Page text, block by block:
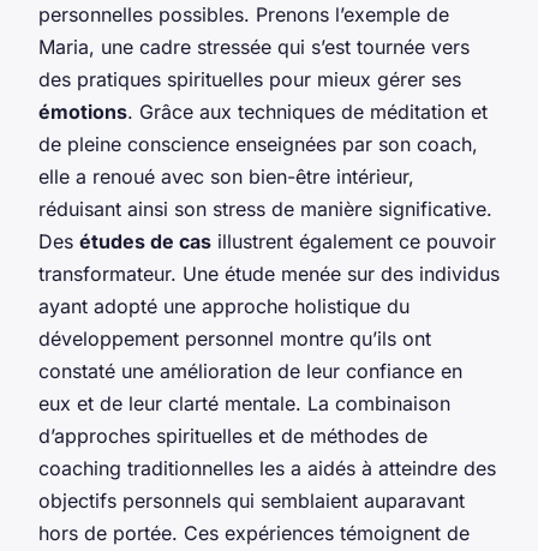
personnelles possibles. Prenons l’exemple de
Maria, une cadre stressée qui s’est tournée vers
des pratiques spirituelles pour mieux gérer ses
émotions. Grâce aux techniques de méditation et
de pleine conscience enseignées par son coach,
elle a renoué avec son bien-être intérieur,
réduisant ainsi son stress de manière significative.
Des études de cas illustrent également ce pouvoir
transformateur. Une étude menée sur des individus
ayant adopté une approche holistique du
développement personnel montre qu’ils ont
constaté une amélioration de leur confiance en
eux et de leur clarté mentale. La combinaison
d’approches spirituelles et de méthodes de
coaching traditionnelles les a aidés à atteindre des
objectifs personnels qui semblaient auparavant
hors de portée. Ces expériences témoignent de